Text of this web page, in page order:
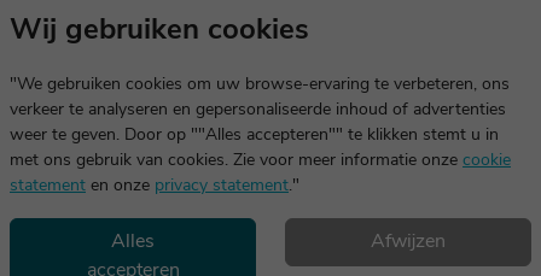
Download onze app
dezelfde gegevens die je voor mitra.nl gebruikt.
Wij gebruiken cookies
"We gebruiken cookies om uw browse-ervaring te verbeteren, ons
verkeer te analyseren en gepersonaliseerde inhoud of advertenties
weer te geven. Door op ""Alles accepteren"" te klikken stemt u in
met ons gebruik van cookies. Zie voor meer informatie onze cookie
statement en onze privacy statement."
Alles
accepteren
Afwijzen